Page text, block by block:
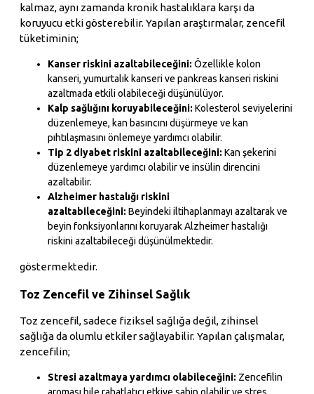
kalmaz, aynı zamanda kronik hastalıklara karşı da
koruyucu etki gösterebilir. Yapılan araştırmalar, zencefil
tüketiminin;
Kanser riskini azaltabileceğini: Özellikle kolon
kanseri, yumurtalık kanseri ve pankreas kanseri riskini
azaltmada etkili olabileceği düşünülüyor.
Kalp sağlığını koruyabileceğini: Kolesterol seviyelerini
düzenlemeye, kan basıncını düşürmeye ve kan
pıhtılaşmasını önlemeye yardımcı olabilir.
Tip 2 diyabet riskini azaltabileceğini: Kan şekerini
düzenlemeye yardımcı olabilir ve insülin direncini
azaltabilir.
Alzheimer hastalığı riskini
azaltabileceğini: Beyindeki iltihaplanmayı azaltarak ve
beyin fonksiyonlarını koruyarak Alzheimer hastalığı
riskini azaltabileceği düşünülmektedir.
göstermektedir.
Toz Zencefil ve Zihinsel Sağlık
Toz zencefil, sadece fiziksel sağlığa değil, zihinsel
sağlığa da olumlu etkiler sağlayabilir. Yapılan çalışmalar,
zencefilin;
Stresi azaltmaya yardımcı olabileceğini: Zencefilin